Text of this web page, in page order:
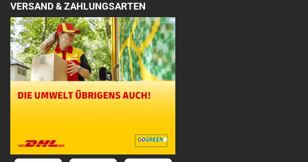
VERSAND & ZAHLUNGSARTEN